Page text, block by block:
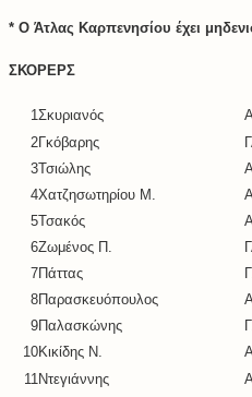
* Ο Άτλας Καρπενησίου έχει
ΣΚΟΡΕΡΣ
1Σκυριανός
2Γκόβαρης
3Τσιώλης
4Χατζησωτηρίου Μ.
5Τσακός
6Ζωμένος Π.
7Πάττας
8Παρασκευόπουλος
9Παλασκώνης
10Κικίδης Ν.
11Ντεγιάννης